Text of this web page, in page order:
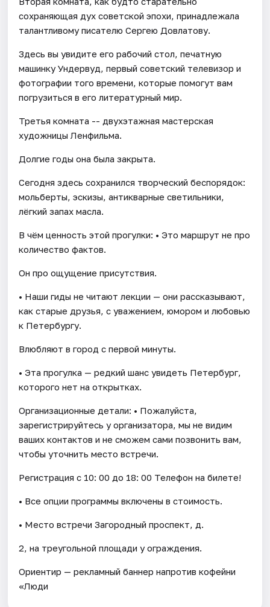
сохраняющая дух советской эпохи, принадлежала
талантливому писателю Сергею Довлатову.
Здесь вы увидите его рабочий стол, печатную
машинку Ундервуд, первый советский телевизор и
фотографии того времени, которые помогут вам
погрузиться в его литературный мир.
Третья комната -- двухэтажная мастерская
художницы Ленфильма.
Долгие годы она была закрыта.
Сегодня здесь сохранился творческий беспорядок:
мольберты, эскизы, антикварные светильники,
лёгкий запах масла.
В чём ценность этой прогулки: • Это маршрут не про
количество фактов.
Он про ощущение присутствия.
• Наши гиды не читают лекции — они рассказывают,
как старые друзья, с уважением, юмором и любовью
к Петербургу.
Влюбляют в город с первой минуты.
• Эта прогулка — редкий шанс увидеть Петербург,
которого нет на открытках.
Организационные детали: • Пожалуйста,
зарегистрируйтесь у организатора, мы не видим
ваших контактов и не сможем сами позвонить вам,
чтобы уточнить место встречи.
Регистрация c 10: 00 до 18: 00 Телефон на билете!
• Все опции программы включены в стоимость.
• Место встречи Загородный проспект, д.
2, на треугольной площади у ограждения.
Ориентир — рекламный баннер напротив кофейни
«Люди